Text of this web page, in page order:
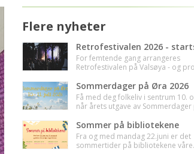
Flere nyheter
For femtende gang arrangeres
Retrofestivalen på Valsøya - og
Sommerdager på Øra 2026
Få med deg folkeliv i sentrum 10.
når årets utgave av
som skal se - vi treffes!🌸
Sommer på bibliotekene
Fra og med mandag 22.juni er det
sommertider på bibliotekene